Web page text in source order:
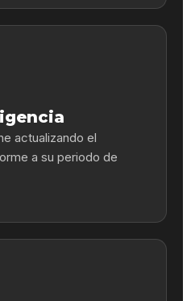
actualizando el
a su periodo de